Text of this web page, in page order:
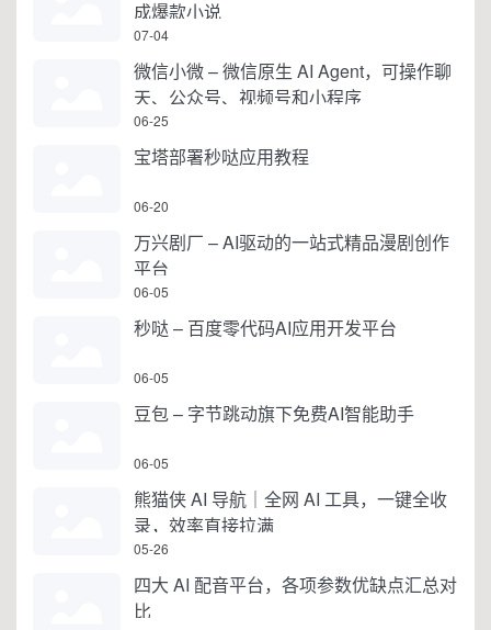
成爆款小说
07-04
微信小微 – 微信原生 AI Agent，可操作聊
天、公众号、视频号和小程序
06-25
宝塔部署秒哒应用教程
06-20
万兴剧厂 – AI驱动的一站式精品漫剧创作
平台
06-05
秒哒 – 百度零代码AI应用开发平台
06-05
豆包 – 字节跳动旗下免费AI智能助手
06-05
熊猫侠 AI 导航｜全网 AI 工具，一键全收
录，效率直接拉满
05-26
四大 AI 配音平台，各项参数优缺点汇总对
比